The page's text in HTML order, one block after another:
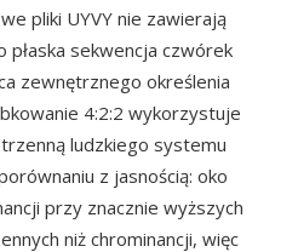
pliki UYVY nie zawierają
sekwencja czwórek
zewnętrznego określenia
4:2:2 wykorzystuje
ludzkiego systemu
z jasnością: oko
przy znacznie wyższych
niż chrominancji, więc